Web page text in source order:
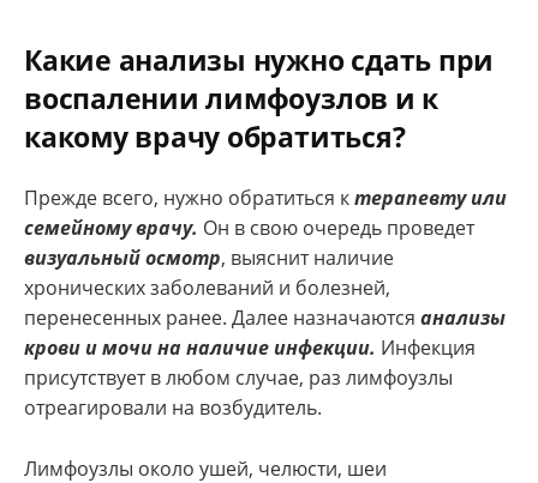
Какие анализы нужно сдать при
воспалении лимфоузлов и к
какому врачу обратиться?
Прежде всего, нужно обратиться ктерапевту или
семейному врачу. Он в свою очередь проведет
визуальный осмотр, выяснит наличие
хронических заболеваний и болезней,
перенесенных ранее. Далее назначаются анализы
крови и мочи на наличие инфекции. Инфекция
присутствует в любом случае, раз лимфоузлы
отреагировали на возбудитель.
Лимфоузлы около ушей, челюсти, шеи